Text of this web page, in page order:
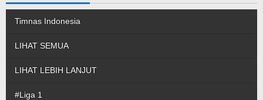
Timnas Indonesia
LIHAT SEMUA
LIHAT LEBIH LANJUT
#Liga 1